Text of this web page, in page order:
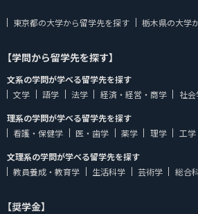
東京都の大学から留学先を探す 栃木県の大学
【学問から留学先を探す】
文系の学問が学べる留学先を探す
文学
語学 法学 経済・経営・商学 社会
理系の学問が学べる留学先を探す
看護・保健学
医・歯学 薬学 理学 工学
文理系の学問が学べる留学先を探す
教員養成・教育学
生活科学 芸術学 総合
【奨学金】